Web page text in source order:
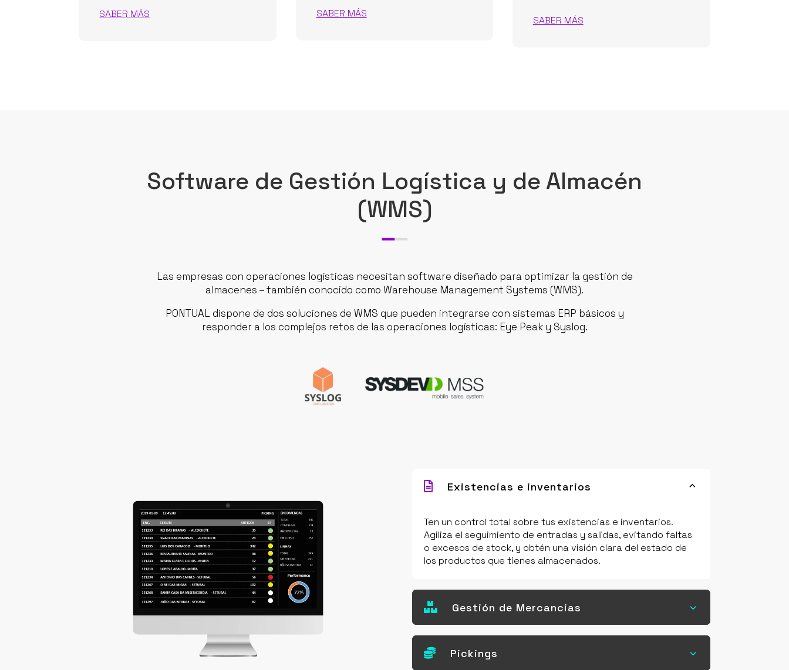
SABER MÁS
SABER MÁS
SABER MÁS
Software de Gestión Logística y de Almacén
(WMS)
Las empresas con operaciones logísticas necesitan software diseñado para optimizar la gestión de
almacenes – también conocido como Warehouse Management Systems (WMS).
PONTUAL dispone de dos soluciones de WMS que pueden integrarse con sistemas ERP básicos y
responder a los complejos retos de las operaciones logísticas: Eye Peak y Syslog.
 Existencias e inventarios 3
Ten un control total sobre tus existencias e inventarios.
Agiliza el seguimiento de entradas y salidas, evitando faltas
o excesos de stock, y obtén una visión clara del estado de
los productos que tienes almacenados.
 Gestión de Mercancias 3
 Pickings 3